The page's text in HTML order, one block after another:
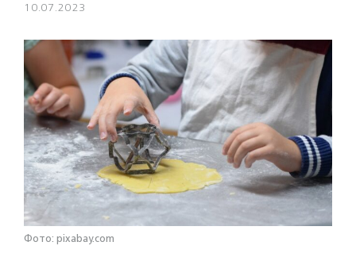
10.07.2023
Фото: pixabay.com